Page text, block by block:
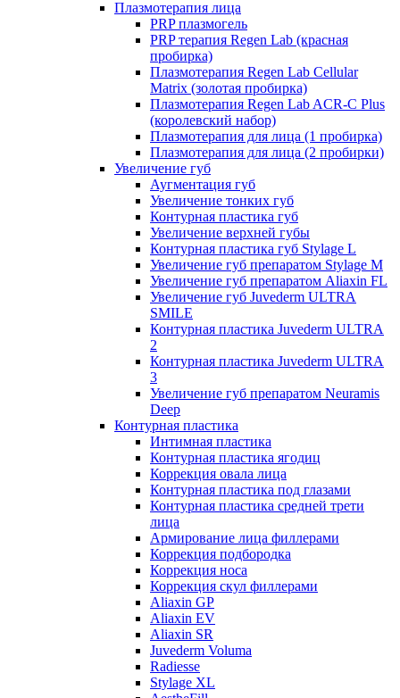
Плазмотерапия лица
PRP плазмогель
PRP терапия Regen Lab (красная
пробирка)
Плазмотерапия Regen Lab Cellular
Matrix (золотая пробирка)
Плазмотерапия Regen Lab ACR-C Plus
(королевский набор)
Плазмотерапия для лица (1 пробирка)
Плазмотерапия для лица (2 пробирки)
Увеличение губ
Аугментация губ
Увеличение тонких губ
Контурная пластика губ
Увеличение верхней губы
Контурная пластика губ Stylage L
Увеличение губ препаратом Stylage M
Увеличение губ препаратом Aliaxin FL
Увеличение губ Juvederm ULTRA
SMILE
Контурная пластика Juvederm ULTRA
2
Контурная пластика Juvederm ULTRA
3
Увеличение губ препаратом Neuramis
Deep
Контурная пластика
Интимная пластика
Контурная пластика ягодиц
Коррекция овала лица
Контурная пластика под глазами
Контурная пластика средней трети
лица
Армирование лица филлерами
Коррекция подбородка
Коррекция носа
Коррекция скул филлерами
Aliaxin GP
Aliaxin EV
Aliaxin SR
Juvederm Voluma
Radiesse
Stylage XL